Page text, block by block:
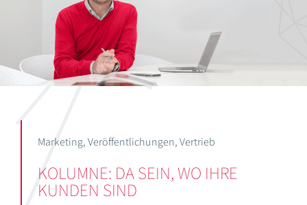
Marketing,Veröffentlichungen,Vertrieb
KOLUMNE: DA SEIN, WO IHRE
KUNDEN SIND